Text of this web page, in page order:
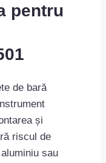
pentru
de bară
și
riscul de
sau